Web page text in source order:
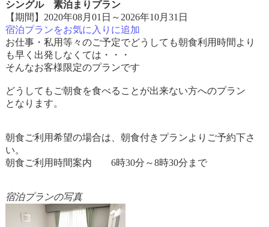
シングル 素泊まりプラン
【期間】2020年08月01日～2026年10月31日
宿泊プランをお気に入りに追加
お仕事・私用等々のご予定でどうしても朝食利用時間より
も早く出発しなくては・・・
そんなお客様限定のプランです
どうしてもご朝食を食べることが出来ない方へのプラン
となります。
朝食ご利用希望の場合は、朝食付きプランよりご予約下さ
い。
朝食ご利用時間案内 6時30分～8時30分まで
宿泊プランの写真